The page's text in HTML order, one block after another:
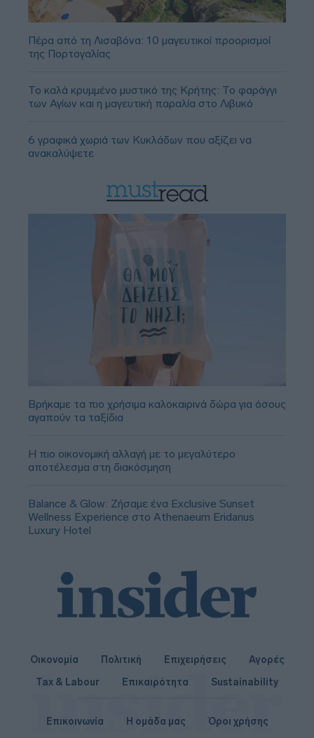
Πέρα από τη Λισαβόνα: 10 μαγευτικοί προορισμοί
της Πορτογαλίας
Το καλά κρυμμένο μυστικό της Κρήτης: Το φαράγγι
των Αγίων και η μαγευτική παραλία στο Λιβυκό
6 γραφικά χωριά των Κυκλάδων που αξίζει να
ανακαλύψετε
Βρήκαμε τα πιο χρήσιμα καλοκαιρινά δώρα για όσους
αγαπούν τα ταξίδια
Η πιο οικονομική αλλαγή με το μεγαλύτερο
αποτέλεσμα στη διακόσμηση
Balance & Glow: Ζήσαμε ένα Exclusive Sunset
Wellness Experience στο Athenaeum Eridanus
Luxury Hotel
Οικονομία Πολιτική Επιχειρήσεις
Αγορές
Tax & Labour
Επικαιρότητα Sustainability
Επικοινωνία Η ομάδα μας
Όροι χρήσης